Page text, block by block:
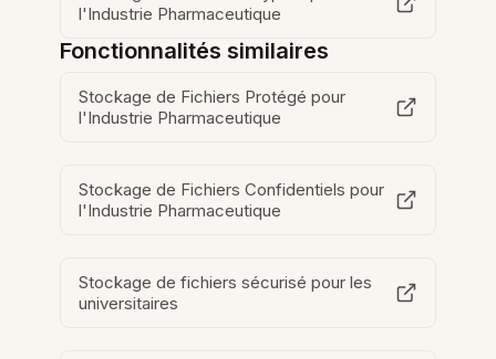
l'Industrie Pharmaceutique
Fonctionnalités similaires
Stockage de Fichiers Protégé pour
l'Industrie Pharmaceutique
Stockage de Fichiers Confidentiels pour
l'Industrie Pharmaceutique
Stockage de fichiers sécurisé pour les
universitaires